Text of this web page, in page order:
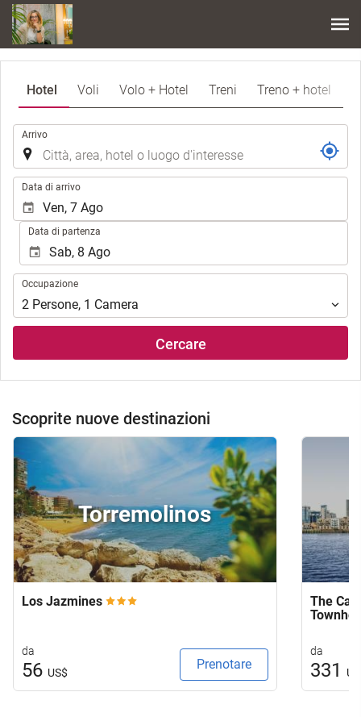
Hotel Voli Volo + Hotel Treni Treno + hotel
Arrivo
Data di arrivo
Data di partenza
Occupazione
Occupazione
2 Persone, 1 Camera
Cercare
Scoprite nuove destinazioni
Torremolinos
Los Jazmines
da
56 US$
Prenotare
The
da
331